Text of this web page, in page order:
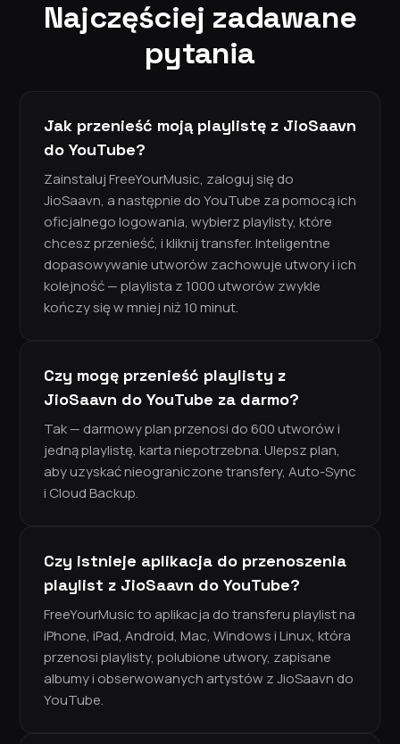
Najczęściej zadawane
pytania
Jak przenieść moją playlistę z JioSaavn
do YouTube?
Zainstaluj FreeYourMusic, zaloguj się do
JioSaavn, a następnie do YouTube za pomocą ich
oficjalnego logowania, wybierz playlisty, które
chcesz przenieść, i kliknij transfer. Inteligentne
dopasowywanie utworów zachowuje utwory i ich
kolejność — playlista z 1000 utworów zwykle
kończy się w mniej niż 10 minut.
Czy mogę przenieść playlisty z
JioSaavn do YouTube za darmo?
Tak — darmowy plan przenosi do 600 utworów i
jedną playlistę, karta niepotrzebna. Ulepsz plan,
aby uzyskać nieograniczone transfery, Auto-Sync
i Cloud Backup.
Czy istnieje aplikacja do przenoszenia
playlist z JioSaavn do YouTube?
FreeYourMusic to aplikacja do transferu playlist na
iPhone, iPad, Android, Mac, Windows i Linux, która
przenosi playlisty, polubione utwory, zapisane
albumy i obserwowanych artystów z JioSaavn do
YouTube.